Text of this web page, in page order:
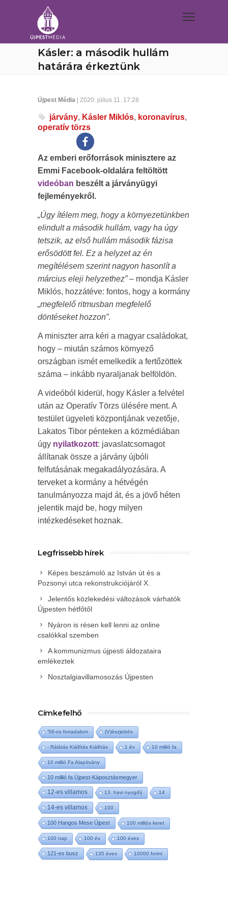
Kásler: a második hullám
határára érkeztünk
Újpest Média | 2020. július 11. 17:28
járvány, Kásler Miklós, koronavírus,
operatív törzs
Az emberi erőforrások minisztere az
Emmi Facebook-oldalára feltöltött
videóban beszélt a járványügyi
fejleményekről.
„Úgy ítélem meg, hogy a környezetünkben
elindult a második hullám, vagy ha úgy
tetszik, az első hullám második fázisa
erősödött fel. Ez a helyzet az én
megítélésem szerint nagyon hasonlít a
március eleji helyzethez”– mondja Kásler
Miklós, hozzátéve: fontos, hogy a kormány
„megfelelő ritmusban megfelelő
döntéseket hozzon”.
A miniszter arra kéri a magyar családokat,
hogy – miután számos környező
országban ismét emelkedik a fertőzöttek
száma – inkább nyaraljanak belföldön.
A videóból kiderül, hogy Kásler a felvétel
után az Operatív Törzs ülésére ment. A
testület ügyeleti központjának vezetője,
Lakatos Tibor pénteken a közmédiában
úgy nyilatkozott: javaslatcsomagot
állítanak össze a járvány újbóli
felfutásának megakadályozására. A
terveket a kormány a hétvégén
tanulmányozza majd át, és a jövő héten
jelentik majd be, hogy milyen
intézkedéseket hoznak.
Legfrissebb hírek
Képes beszámoló az István út és a
Pozsonyi utca rekonstrukciójáról X.
Jelentős közlekedési változások várhatók
Újpesten hétfőtől
Nyáron is résen kell lenni az online
csalókkal szemben
A kommunizmus újpesti áldozataira
emlékeztek
Nosztalgiavillamosozás Újpesten
Címkefelhő
'56-os forradalom (V)észjelzés
- Rálátás Kiállítás Kiállítás 1 év 10 millió fa
10 millió Fa Alapítvány
10 millió fa Újpest-Káposztásmegyer
12-es villamos 13. havi nyugdíj 14
14-es villamos 100
100 Hangos Mese Újpest 100 milliós keret
100 nap 100 év 100 éves
121-es busz 135 éves 10000 forint